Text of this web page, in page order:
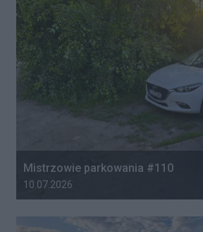
Mistrzowie parkowania #110
Data dodania galerii:
10.07.2026